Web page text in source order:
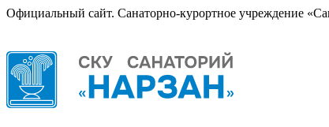
Официальный сайт. Санаторно-курортное учреждение